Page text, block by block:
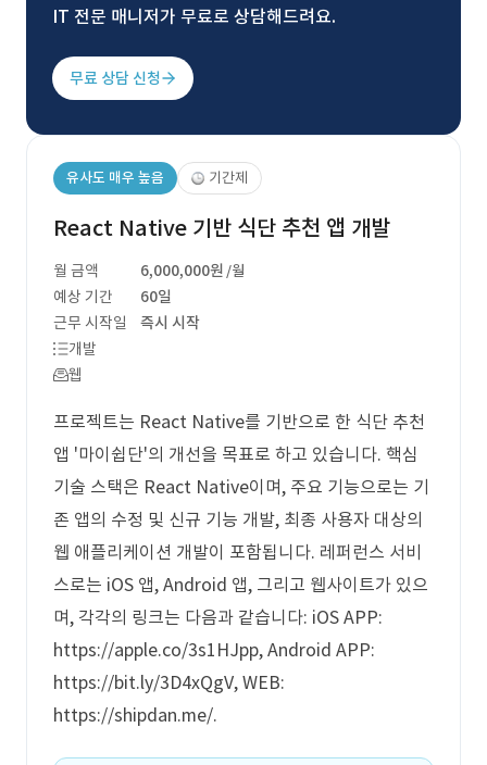
IT 전문 매니저가 무료로 상담해드려요.
무료 상담 신청
유사도 매우 높음 기간제
React Native 기반 식단 추천 앱 개발
월 금액 6,000,000원 /월
예상 기간
60일
근무 시작일
즉시 시작
개발
웹
프로젝트는 React Native를 기반으로 한 식단 추천
앱 '마이쉽단'의 개선을 목표로 하고 있습니다. 핵심
기술 스택은 React Native이며, 주요 기능으로는 기
존 앱의 수정 및 신규 기능 개발, 최종 사용자 대상의
웹 애플리케이션 개발이 포함됩니다. 레퍼런스 서비
스로는 iOS 앱, Android 앱, 그리고 웹사이트가 있으
며, 각각의 링크는 다음과 같습니다: iOS APP:
https://apple.co/3s1HJpp, Android APP:
https://bit.ly/3D4xQgV, WEB:
https://shipdan.me/.